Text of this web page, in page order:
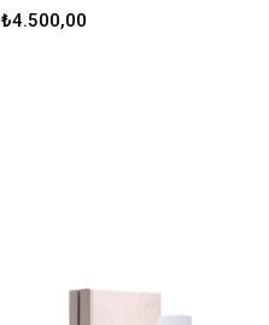
₺4.500,00